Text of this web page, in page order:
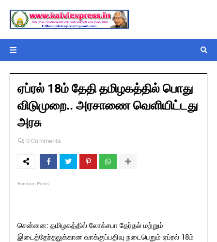
ஏப்ரல் 18ம் தேதி தமிழகத்தில் பொது
விடுமுறை.. அரசாணை வெளியிட்டது
அரசு
0 Comments
Random Posts
சென்னை: தமிழகத்தில் லோக்சபா தேர்தல் மற்றும்
இடைத்தேர்தலுக்கான வாக்குப்பதிவு நடைபெறும் ஏப்ரல் 18ம்